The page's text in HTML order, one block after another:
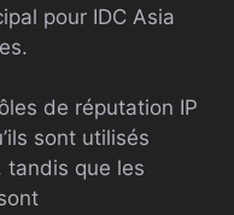
pour IDC Asia
de réputation IP
sont utilisés
tandis que les